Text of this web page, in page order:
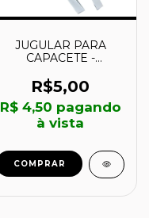
JUGULAR PARA
CAPACETE -
PLASTCOR
R$5,00
R$ 4,50 pagando
à vista
COMPRAR